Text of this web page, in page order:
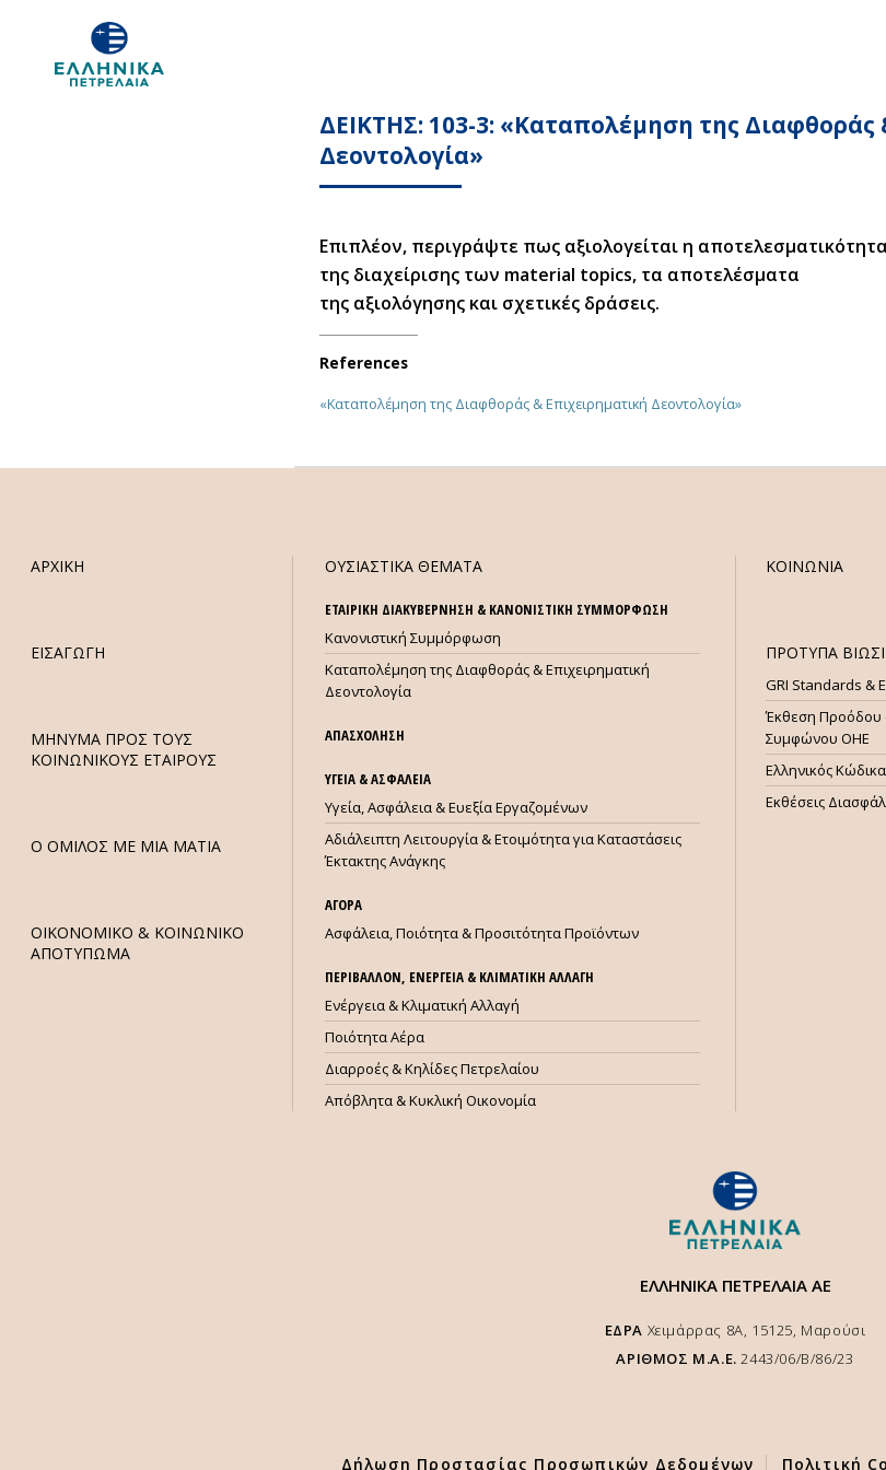
103-3
ΔΕΙΚΤΗΣ: 103-3: «Καταπολέμηση της Διαφθοράς
Δεοντολογία»
Επιπλέον, περιγράψτε πως αξιολογείται η αποτελεσματικότητα
της διαχείρισης των material topics, τα αποτελέσματα
της αξιολόγησης και σχετικές δράσεις.
References
«Καταπολέμηση της Διαφθοράς & Επιχειρηματική Δεοντολογία»
ΑΡΧΙΚΗ
ΕΙΣΑΓΩΓΗ
ΜHΝΥΜΑ ΠΡΟΣ ΤΟΥΣ
ΚΟΙΝΩΝΙΚΟΥΣ ΕΤΑΙΡΟΥΣ
Ο ΟΜΙΛΟΣ ΜΕ ΜΙΑ ΜΑΤΙΑ
ΟΙΚΟΝΟΜΙΚΟ & ΚΟΙΝΩΝΙΚΟ
ΑΠΟΤΥΠΩΜΑ
ΟΥΣΙΑΣΤΙΚΑ ΘΕΜΑΤΑ
ΕΤΑΙΡΙΚΗ ΔΙΑΚΥΒΕΡΝΗΣΗ & ΚΑΝΟΝΙΣΤΙΚΗ ΣΥΜΜΟΡΦΩΣΗ
Κανονιστική Συμμόρφωση
Καταπολέμηση της Διαφθοράς & Επιχειρηματική
Δεοντολογία
ΑΠΑΣΧΟΛΗΣΗ
ΥΓΕΙΑ & ΑΣΦΑΛΕΙΑ
Υγεία, Ασφάλεια & Ευεξία Εργαζομένων
Αδιάλειπτη Λειτουργία & Ετοιμότητα για Καταστάσεις
Έκτακτης Ανάγκης
ΑΓΟΡΑ
Ασφάλεια, Ποιότητα & Προσιτότητα Προϊόντων
ΠΕΡΙΒΑΛΛΟΝ, ΕΝΕΡΓΕΙΑ & ΚΛΙΜΑΤΙΚΗ ΑΛΛΑΓΗ
Ενέργεια & Κλιματική Αλλαγή
Ποιότητα Αέρα
Διαρροές & Κηλίδες Πετρελαίου
Απόβλητα & Κυκλική Οικονομία
ΚΟΙΝΩΝΙΑ
ΠΡΟΤΥΠΑ
GRI Standards &
Έκθεση Προόδου
Συμφώνου ΟΗΕ
Ελληνικός
Εκθέσεις
ΕΛΛΗΝΙΚΑ ΠΕΤΡΕΛΑΙΑ ΑΕ
ΕΔΡΑ Χειμάρρας 8A, 15125, Μαρούσι
ΑΡΙΘΜΟΣ Μ.Α.Ε. 2443/06/Β/86/23
Δήλωση Προστασίας Προσωπικών Δεδομένων Πολιτική